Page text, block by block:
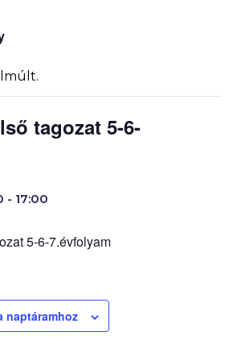
tagozat 5-6-
- 17:00
5-6-7.évfolyam
naptáramhoz